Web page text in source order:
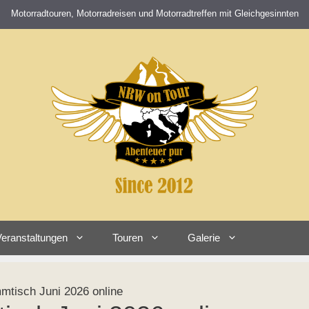
Motorradtouren, Motorradreisen und Motorradtreffen mit Gleichgesinnten
Touren Galerie
Juni 2026 online